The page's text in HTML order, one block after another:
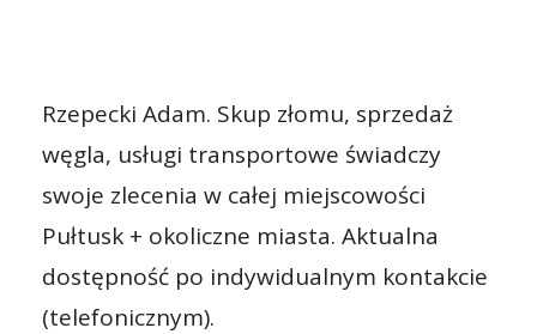
Rzepecki Adam. Skup złomu, sprzedaż
węgla, usługi transportowe świadczy
swoje zlecenia w całej miejscowości
Pułtusk + okoliczne miasta. Aktualna
dostępność po indywidualnym kontakcie
(telefonicznym).